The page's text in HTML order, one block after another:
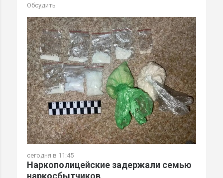
Обсудить
сегодня в 11:45
Наркополицейские задержали семью
наркосбытчиков